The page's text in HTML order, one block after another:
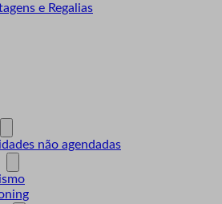
e Regalias
não agendadas